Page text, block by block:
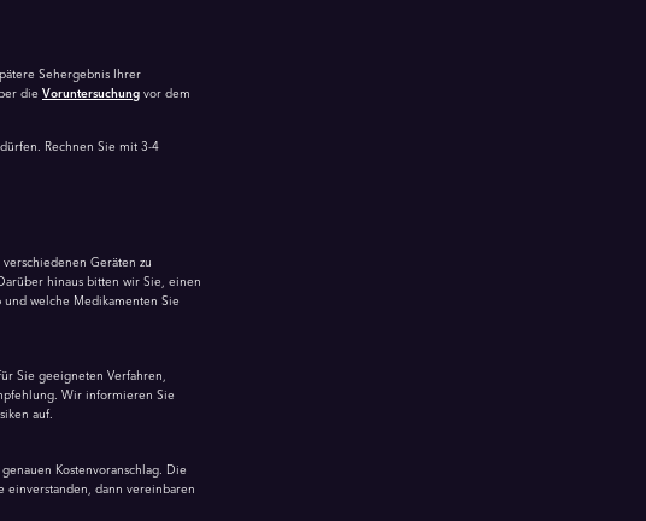
Sehergebnis Ihrer
die Voruntersuchung vor dem
Rechnen Sie mit 3-4
Geräten zu
hinaus bitten wir Sie, einen
welche Medikamenten Sie
Sie geeigneten Verfahren,
Wir informieren Sie
auf.
Kosten­voranschlag. Die
einverstanden, dann vereinbaren